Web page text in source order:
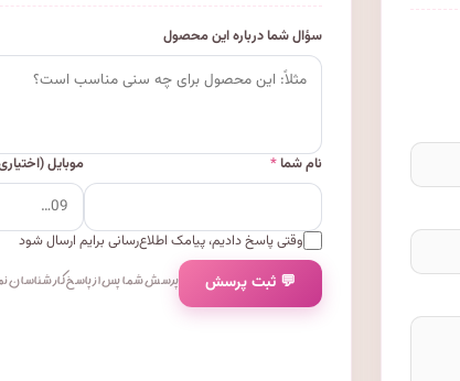
سؤال شما درباره این محصول
نام شما* موبایل
وقتی پاسخ دادیم، پیامک اطلاع‌رسانی برایم ارسال شود
💬 ثبت پرسش پرسش شما پس از پاسخ کارشناسان